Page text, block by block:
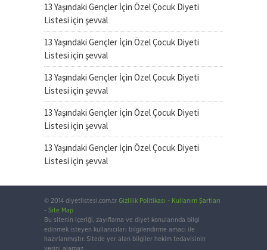
13 Yaşındaki Gençler İçin Özel Çocuk Diyeti
Listesi için şevval
13 Yaşındaki Gençler İçin Özel Çocuk Diyeti
Listesi için şevval
13 Yaşındaki Gençler İçin Özel Çocuk Diyeti
Listesi için şevval
13 Yaşındaki Gençler İçin Özel Çocuk Diyeti
Listesi için şevval
13 Yaşındaki Gençler İçin Özel Çocuk Diyeti
Listesi için şevval
© 2014 diyetlistesi.com.tr Gizlilik Politikası - Kullanım Şartları
- Site Map
Bu sitenin içeriği, zayıflama ve diyet konularında bilgi
edinmek isteyen kullanıcıları bilgilendirme amacı ile
hazırlanmıştır. Sitede yer alan bilgiler hekim tedavisinin
yerini alamaz.